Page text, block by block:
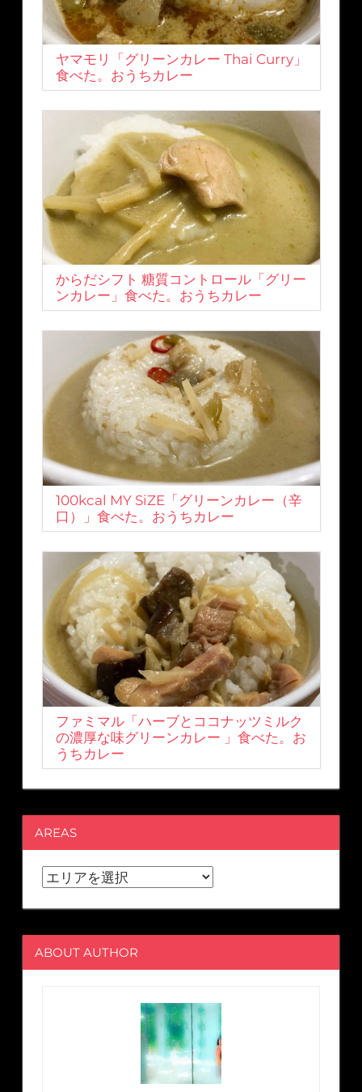
ヤマモリ「グリーンカレー Thai Curry」
食べた。おうちカレー
からだシフト 糖質コントロール「グリー
ンカレー」食べた。おうちカレー
100kcal MY SiZE「グリーンカレー（辛
口）」食べた。おうちカレー
ファミマル「ハーブとココナッツミルク
の濃厚な味グリーンカレー 」食べた。お
うちカレー
AREAS
ABOUT AUTHOR